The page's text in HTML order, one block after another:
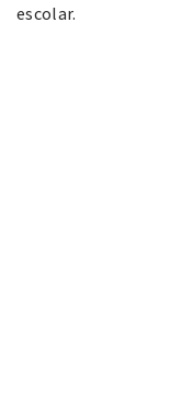
escolar.